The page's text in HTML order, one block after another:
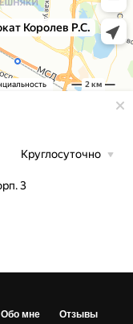
Обо мне Отзывы